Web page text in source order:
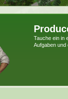
Tauche ein in
Aufgaben